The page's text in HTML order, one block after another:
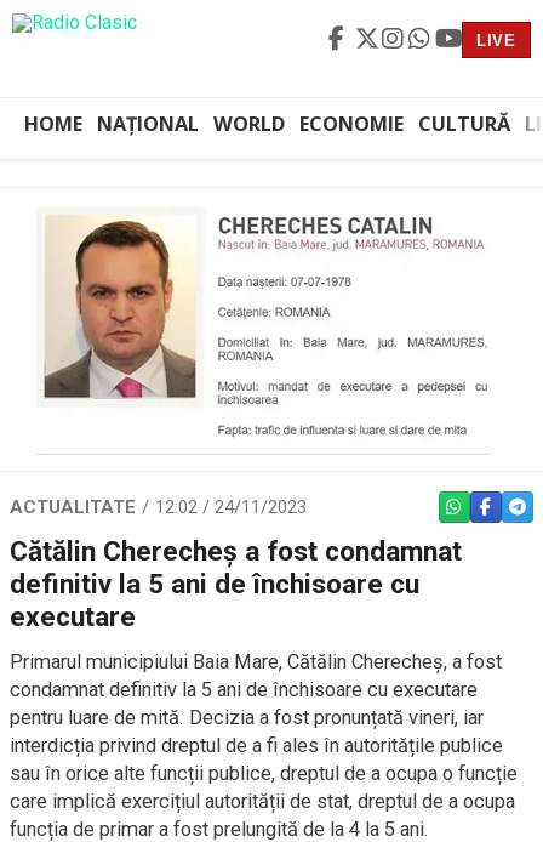
LIVE
HOME NAȚIONAL WORLD ECONOMIE CULTURĂ
ACTUALITATE 12:02 / 24/11/2023 WHATSAPP
Cătălin Cherecheş a fost condamnat
definitiv la 5 ani de închisoare cu
executare
Primarul municipiului Baia Mare, Cătălin Cherecheş, a fost
condamnat definitiv la 5 ani de închisoare cu executare
pentru luare de mită. Decizia a fost pronunțată vineri, iar
interdicția privind dreptul de a fi ales în autoritățile publice
sau în orice alte funcții publice, dreptul de a ocupa o funcție
care implică exercițiul autorității de stat, dreptul de a ocupa
funcția de primar a fost prelungită de la 4 la 5 ani.